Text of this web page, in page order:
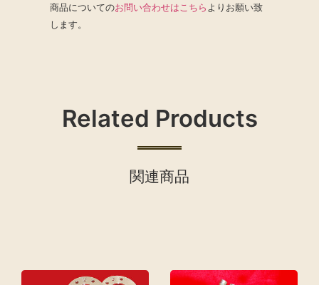
商品についてのお問い合わせはこちら よりお願い致
します。
Related Products
関連商品